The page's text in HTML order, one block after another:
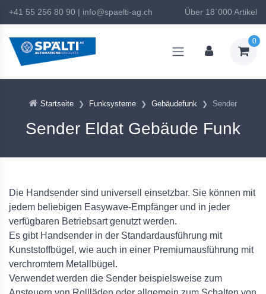
+41 55 256 80 90 | info@spaelti-ag.ch Über 18`000 Artikel
0
Startseite Funksysteme Gebäudefunk Sender
Sender Eldat Gebäude Funk
Die Handsender sind universell einsetzbar. Sie können mit
jedem beliebigen Easywave-Empfänger und in jeder
verfügbaren Betriebsart genutzt werden.
Es gibt Handsender in der Standardausführung mit
Kunststoffbügel, wie auch in einer Premiumausführung mit
verchromtem Metallbügel.
Verwendet werden die Sender beispielsweise zum